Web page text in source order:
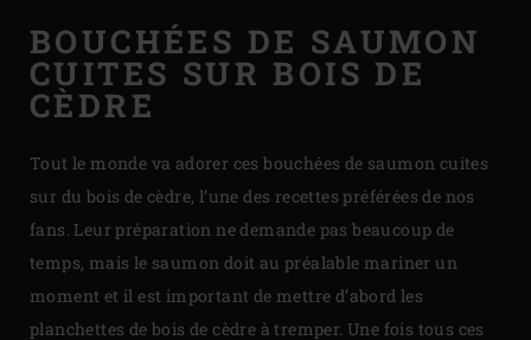
BOUCHÉES DE SAUMON
CUITES SUR BOIS DE
CÈDRE
Tout le monde va adorer ces bouchées de saumon cuites
sur du bois de cèdre, l’une des recettes préférées de nos
fans. Leur préparation ne demande pas beaucoup de
temps, mais le saumon doit au préalable mariner un
moment et il est important de mettre d’abord les
planchettes de bois de cèdre à tremper. Une fois tous ces